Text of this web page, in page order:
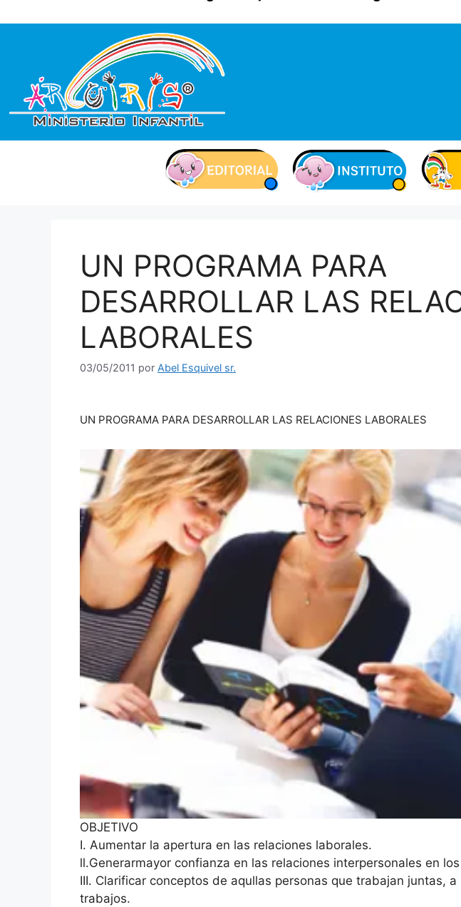
UN PROGRAMA PARA
DESARROLLAR LAS
LABORALES
03/05/2011 por Abel Esquivel sr.
UN PROGRAMA PARA DESARROLLAR LAS RELACIONES LABORALES
OBJETIVO
I. Aumentar la apertura en las relaciones laborales.
ll.Generarmayor confianza en las relaciones interpersonales en
III. Clarificar conceptos de aqullas personas que trabajan juntas,
trabajos.